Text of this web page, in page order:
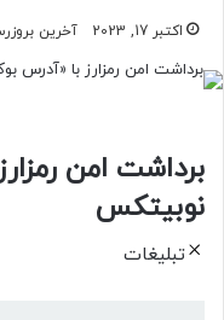
اکتبر 17, 2023 آخرین
برداشت امن
نوبیتکس
تبلیغات